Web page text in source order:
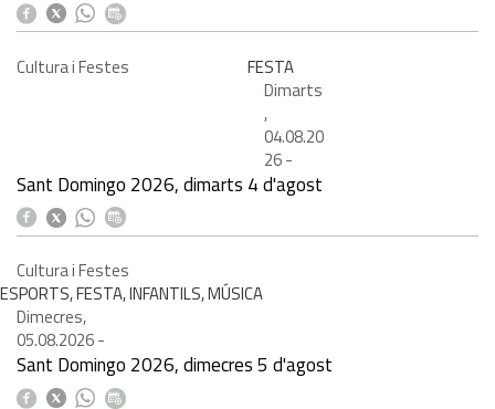
Cultura i Festes
FESTA
Dimarts
,
04.08.20
26-
Sant Domingo 2026, dimarts 4 d'agost
Cultura i Festes
ESPORTS, FESTA, INFANTILS, MÚSICA
Dimecres,
05.08.2026-
Sant Domingo 2026, dimecres 5 d'agost